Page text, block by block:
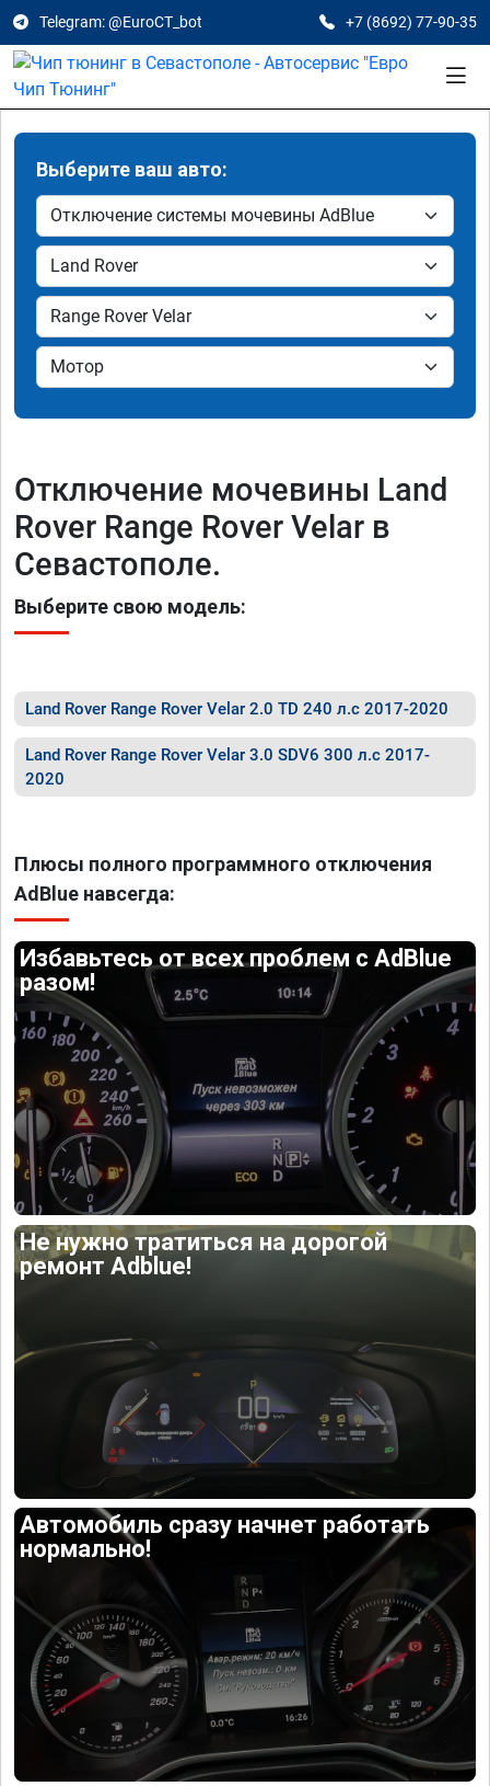
Telegram: @EuroCT_bot +7 (8692) 77-90-35
Выберите ваш авто:
Отключение мочевины Land
Rover Range Rover Velar в
Севастополе.
Выберите свою модель:
Land Rover Range Rover Velar 2.0 TD 240 л.с 2017-2020
Land Rover Range Rover Velar 3.0 SDV6 300 л.с 2017-
2020
Плюсы полного программного отключения
AdBlue навсегда:
Избавьтесь от всех проблем с AdBlue
разом!
Не нужно тратиться на дорогой
ремонт Adblue!
Автомобиль сразу начнет работать
нормально!